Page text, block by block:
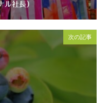
ル社長）
次の記事